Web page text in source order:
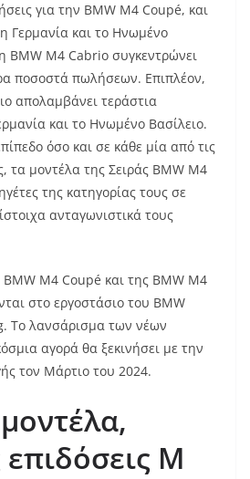
για την BMW M4 Coupé, και
Γερμανία και το Ηνωμένο
BMW M4 Cabrio συγκεντρώνει
ποσοστά πωλήσεων. Επιπλέον,
απολαμβάνει τεράστια
και το Ηνωμένο Βασίλειο.
όσο και σε κάθε μία από τις
τα μοντέλα της Σειράς BMW M4
της κατηγορίας τους σε
ανταγωνιστικά τους
BMW M4 Coupé και της BMW M4
στο εργοστάσιο του BMW
Το λανσάρισμα των νέων
αγορά θα ξεκινήσει με την
τον Μάρτιο του 2024.
μοντέλα,
M